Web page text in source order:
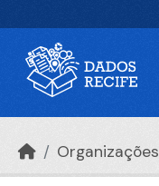
Organizações